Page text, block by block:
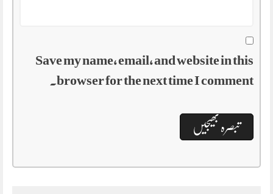
Save my name, email, and website in this
browser for the next time I comment.